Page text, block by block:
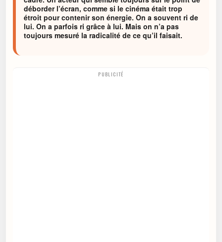
déborder l’écran, comme si le cinéma était trop
étroit pour contenir son énergie. On a souvent ri de
lui. On a parfois ri grâce à lui. Mais on n’a pas
toujours mesuré la radicalité de ce qu’il faisait.
PUBLICITÉ